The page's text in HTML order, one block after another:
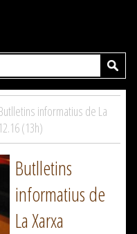
informatius de La
(13h)
Butlletins
informatius de
La Xarxa